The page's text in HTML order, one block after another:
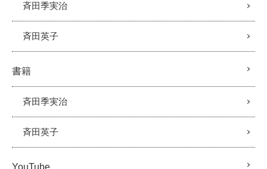
斉田季実治
斉田英子
書籍
斉田季実治
斉田英子
YouTube